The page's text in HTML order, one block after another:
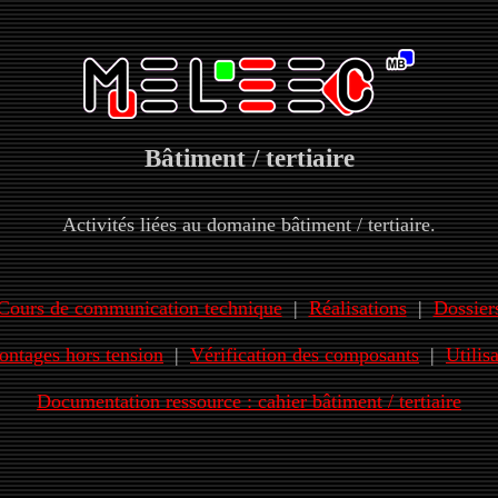
Bâtiment / tertiaire
Activités liées au domaine bâtiment / tertiaire.
de communication technique|Réalisations|
hors tension|Vérification des composants|
Documentation ressource : cahier bâtiment / tertiaire